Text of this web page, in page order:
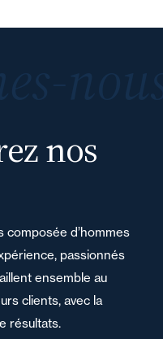
nos
composée d’hommes
passionnés
ensemble au
clients, avec la
résultats.